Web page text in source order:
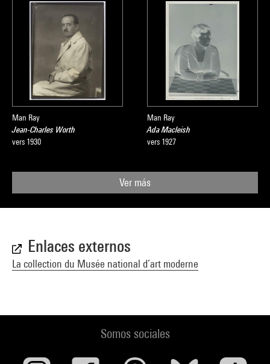
Man Ray
Jean-Charles Worth
vers 1930
Man Ray
Ada Macleish
vers 1927
Ver más
Enlaces externos
La collection du Musée national d’art moderne
Somos sociales